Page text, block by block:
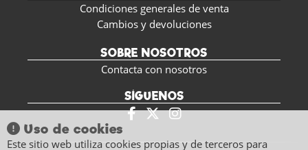
Uso de cookies
Este sitio web utiliza cookies propias y de terceros para
Condiciones generales de venta
Cambios y devoluciones
SOBRE NOSOTROS
Contacta con nosotros
SÍGUENOS